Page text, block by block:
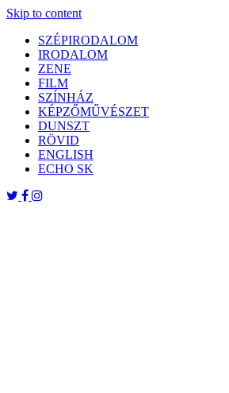
Skip to content
SZÉPIRODALOM
IRODALOM
ZENE
FILM
SZÍNHÁZ
KÉPZŐMŰVÉSZET
DUNSZT
RÖVID
ENGLISH
ECHO SK